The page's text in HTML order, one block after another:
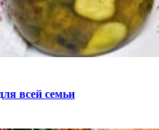
всей семьи